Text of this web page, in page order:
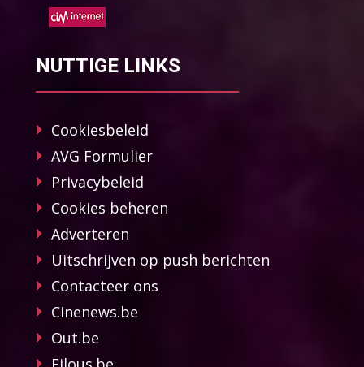
NUTTIGE LINKS
Cookiesbeleid
AVG Formulier
Privacybeleid
Cookies beheren
Adverteren
Uitschrijven op push berichten
Contacteer ons
Cinenews.be
Out.be